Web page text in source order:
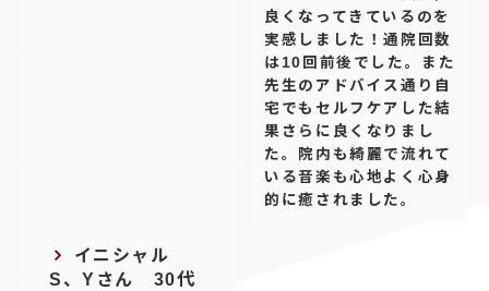
良くなってきているのを
実感しました！通院回数
は10回前後でした。また
先生のアドバイス通り自
宅でもセルフケアした結
果さらに良くなりまし
た。院内も綺麗で流れて
いる音楽も心地よく心身
的に癒されました。
イニシャル
S、Yさん 30代